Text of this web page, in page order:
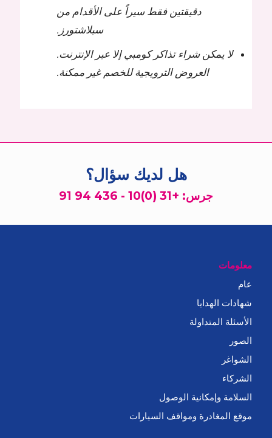
دقيقتين فقط سيراً على الأقدام من
سبلاشتورز.
لا يمكن شراء تذاكر كومبي إلا عبر الإنترنت.
العروض الترويجية للخصم غير ممكنة.
هل لديك سؤال؟
جرس: +31 (0)10 - 436 94 91
معلومات
عام
شهادات الهدايا
الأسئلة المتداولة
الصور
الشواغر
الشركاء
السلامة وإمكانية الوصول
موقع المغادرة ومواقف السيارات